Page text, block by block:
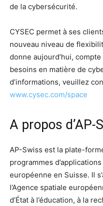
de la cybersécurité.
CYSEC permet à ses
nouveau niveau de
donne aujourd’hui,
besoins en matière de
d’informations, veuillez
www.cysec.com/space
A propos d’AP-
AP-Swiss est la plate-
programmes
européenne en Suisse. Il
l’Agence spatiale
d’État à l’éducation, à la